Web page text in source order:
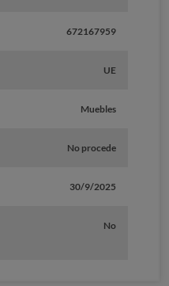
672167959
UE
Muebles
No procede
30/9/2025
No